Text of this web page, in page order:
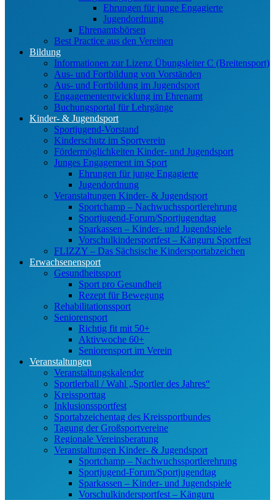
Ehrungen für junge Engagierte
Jugendordnung
Ehrenamtsbörsen
Best Practice aus den Vereinen
Bildung
Informationen zur Lizenz Übungsleiter C (Breitensport)
Aus- und Fortbildung von Vorständen
Aus- und Fortbildung im Jugendsport
Engagemententwicklung im Ehrenamt
Buchungsportal für Lehrgänge
Kinder- & Jugendsport
Sportjugend-Vorstand
Kinderschutz im Sportverein
Fördermöglichkeiten Kinder- und Jugendsport
Junges Engagement im Sport
Ehrungen für junge Engagierte
Jugendordnung
Veranstaltungen Kinder- & Jugendsport
Sportchamp – Nach­wuchs­sportler­ehrung
Sportjugend-Forum/Sport­jugend­tag
Sparkassen – Kinder- und Jugendspiele
Vorschulkindersportfest – Känguru Sportfest
FLIZZY – Das Sächsische Kindersportabzeichen
Erwachsenensport
Gesundheitssport
Sport pro Gesundheit
Rezept für Bewegung
Rehabilitationssport
Seniorensport
Richtig fit mit 50+
Aktivwoche 60+
Seniorensport im Verein
Veranstaltungen
Veranstaltungskalender
Sportlerball / Wahl „Sportler des Jahres“
Kreissporttag
Inklusionssportfest
Sportabzeichentag des Kreissportbundes
Tagung der Großsportvereine
Regionale Vereinsberatung
Veranstaltungen Kinder- & Jugendsport
Sportchamp – Nach­wuchs­sportler­ehrung
Sportjugend-Forum/Sport­jugend­tag
Sparkassen – Kinder- und Jugendspiele
Vorschulkindersportfest – Känguru